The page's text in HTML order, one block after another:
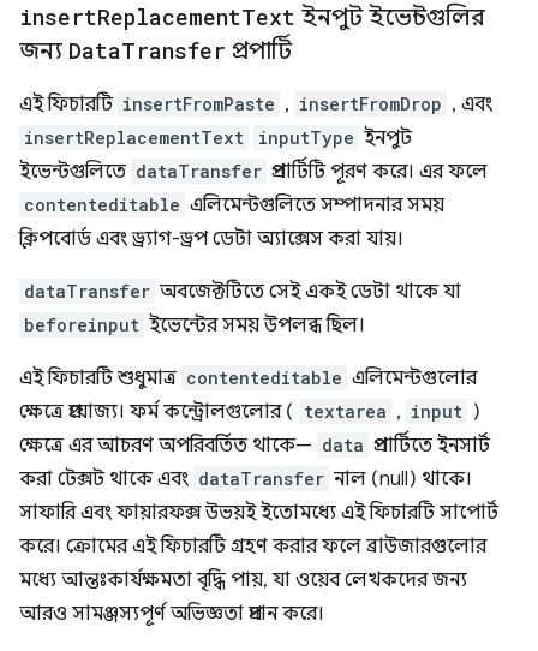
insertReplacementText ইনপুট ইভেন্টগুলির
জন্য DataTransfer প্রপার্টি
এই ফিচারটি insertFromPaste , insertFromDrop , এবং
insertReplacementText inputType ইনপুট
ইভেন্টগুলিতে dataTransfer প্রপার্টিটি পূরণ করে। এর ফলে
contenteditable এলিমেন্টগুলিতে সম্পাদনার সময়
ক্লিপবোর্ড এবং ড্র্যাগ-ড্রপ ডেটা অ্যাক্সেস করা যায়।
dataTransfer অবজেক্টটিতে সেই একই ডেটা থাকে যা
beforeinput ইভেন্টের সময় উপলব্ধ ছিল।
এই ফিচারটি শুধুমাত্র contenteditable এলিমেন্টগুলোর
ক্ষেত্রে প্রযোজ্য। ফর্ম কন্ট্রোলগুলোর ( textarea , input )
ক্ষেত্রে এর আচরণ অপরিবর্তিত থাকে— data প্রপার্টিতে ইনসার্ট
করা টেক্সট থাকে এবং dataTransfer নাল (null) থাকে।
সাফারি এবং ফায়ারফক্স উভয়ই ইতোমধ্যে এই ফিচারটি সাপোর্ট
করে। ক্রোমের এই ফিচারটি গ্রহণ করার ফলে ব্রাউজারগুলোর
মধ্যে আন্তঃকার্যক্ষমতা বৃদ্ধি পায়, যা ওয়েব লেখকদের জন্য
আরও সামঞ্জস্যপূর্ণ অভিজ্ঞতা প্রদান করে।